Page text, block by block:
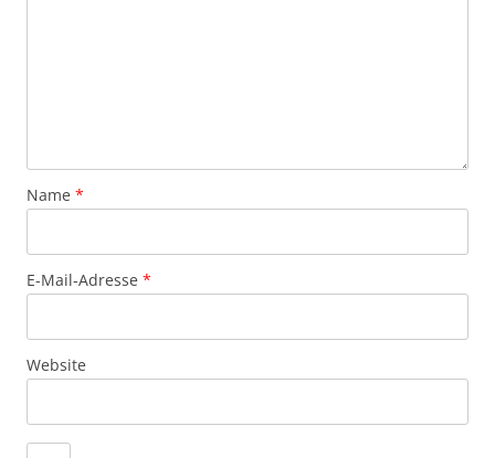
Name *
E-Mail-Adresse *
Website